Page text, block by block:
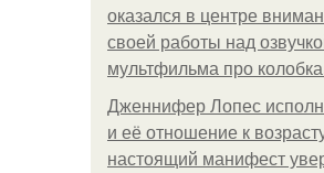
оказался в центре
своей работы над
мультфильма про
Дженнифер Лопес
и её отношение к
настоящий манифест